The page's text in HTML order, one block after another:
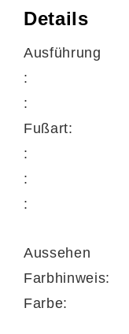
Lederbezug
der
Tellerfuß
Auftritt sorgt.
Details
Ausführung
:
:
Fußart:
:
:
:
Aussehen
Farbhinweis:
Farbe: